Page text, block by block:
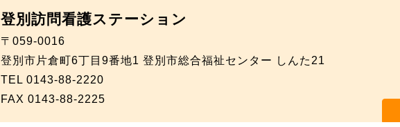
登別訪問看護ステーション
〒059-0016
登別市片倉町6丁目9番地1 登別市総合福祉センター しんた21
TEL 0143-88-2220
FAX 0143-88-2225